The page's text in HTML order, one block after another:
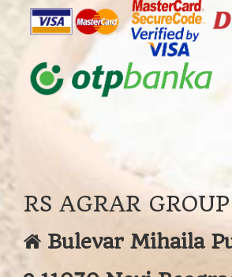
RS AGRAR
Bulevar Mihaila